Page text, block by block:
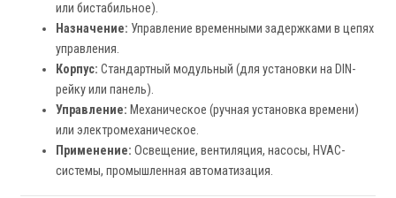
или бистабильное).
Назначение: Управление временными задержками в цепях
управления.
Корпус: Стандартный модульный (для установки на DIN-
рейку или панель).
Управление: Механическое (ручная установка времени)
или электромеханическое.
Применение: Освещение, вентиляция, насосы, HVAC-
системы, промышленная автоматизация.